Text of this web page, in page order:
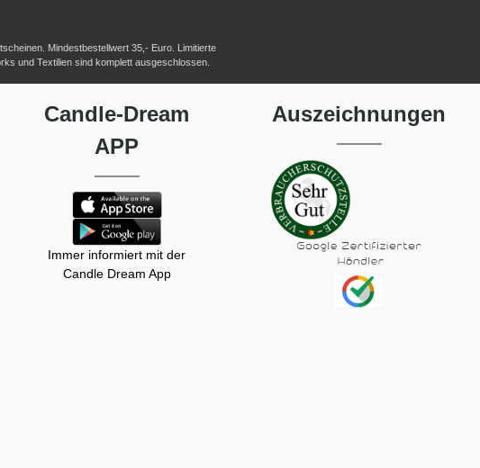
Mindestbestellwert 35,- Euro. Limitierte
und Textilien sind komplett ausgeschlossen.
Candle-Dream
APP
Immer informiert mit der
Candle Dream App
Auszeichnungen